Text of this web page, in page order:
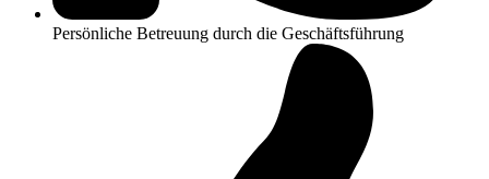
Persönliche Betreuung durch die Geschäftsführung